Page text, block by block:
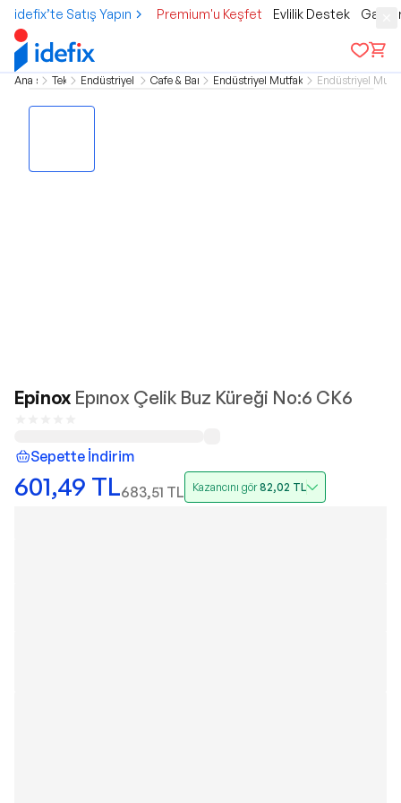
idefix’te Satış Yapın Premium'u Keşfet Evlilik Destek
Ana sayfaTeknolojiEndüstriyel Mutfak GrubuCafe & Bar EkipmanlarıEndüstriyel Mutfak Buz Servis
Endüstriyel
Epinox Epınox Çelik Buz Küreği No:6 CK6
Sepette İndirim
601,49 TL683,51 TL Kazancını gör82,02 TL